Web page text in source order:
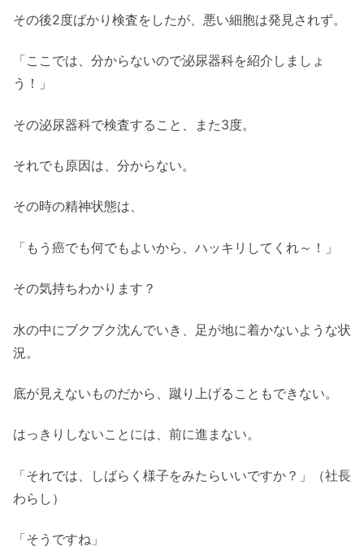
その後2度ばかり検査をしたが、悪い細胞は発見されず。
「ここでは、分からないので泌尿器科を紹介しましょ
う！」
その泌尿器科で検査すること、また3度。
それでも原因は、分からない。
その時の精神状態は、
「もう癌でも何でもよいから、ハッキリしてくれ～！」
その気持ちわかります？
水の中にブクブク沈んでいき、足が地に着かないような状
況。
底が見えないものだから、蹴り上げることもできない。
はっきりしないことには、前に進まない。
「それでは、しばらく様子をみたらいいですか？」（社長
わらし）
「そうですね」